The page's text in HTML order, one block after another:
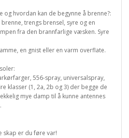
hvordan kan de begynne å brenne?:
trengs brensel, syre og en
fra den brannfarlige væsken. Syre
en gnist eller en varm overflate.
556-spray, universalspray,
klasser (1, 2a, 2b og 3) der begge de
mye damp til å kunne antennes
skap er du føre var!